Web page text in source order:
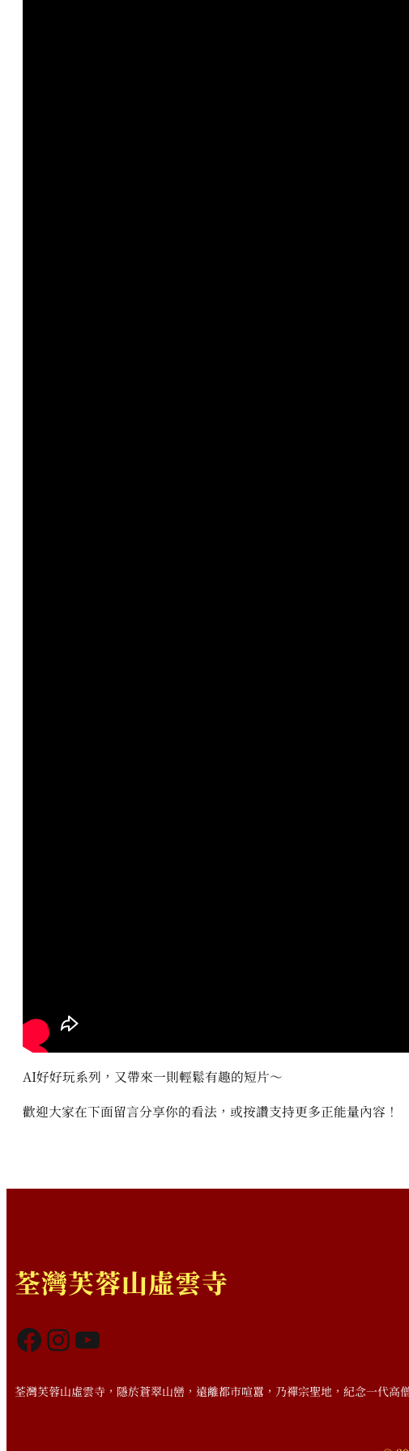
AI好好玩系列，又帶來一則輕鬆有趣的短片～
歡迎大家在下面留言分享你的看法，或按讚支持更多正能量內容！
荃灣芙蓉山虛雲寺
Facebook InstagramYouTube
荃灣芙蓉山虛雲寺，隱於蒼翠山巒，遠離都市喧囂，乃禪宗聖地，紀念一代高